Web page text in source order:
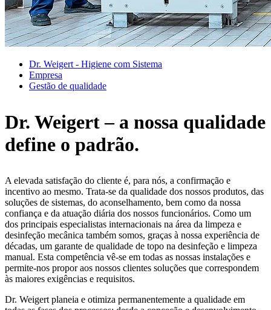
Dr. Weigert - Higiene com Sistema
Empresa
Gestão de qualidade
Dr. Weigert – a nossa qualidade
define o padrão.
A elevada satisfação do cliente é, para nós, a confirmação e
incentivo ao mesmo. Trata-se da qualidade dos nossos produtos, das
soluções de sistemas, do aconselhamento, bem como da nossa
confiança e da atuação diária dos nossos funcionários. Como um
dos principais especialistas internacionais na área da limpeza e
desinfeção mecânica também somos, graças à nossa experiência de
décadas, um garante de qualidade de topo na desinfeção e limpeza
manual. Esta competência vê-se em todas as nossas instalações e
permite-nos propor aos nossos clientes soluções que correspondem
às maiores exigências e requisitos.
Dr. Weigert planeia e otimiza permanentemente a qualidade em